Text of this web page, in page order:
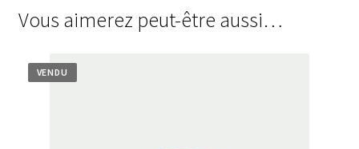
Vous aimerez peut-être aussi…
VENDU